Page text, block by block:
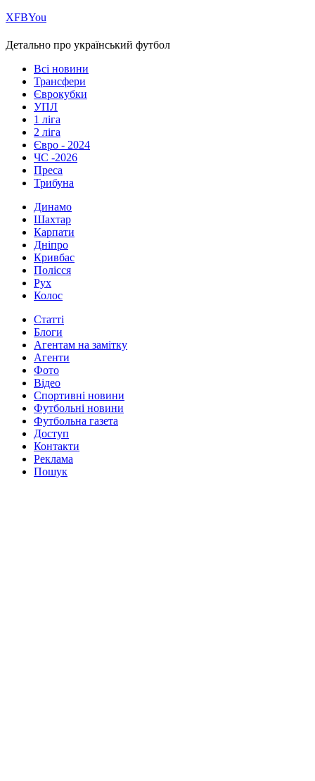
ХFBYou
Детально про український футбол
Всі новини
Трансфери
Єврокубки
УПЛ
1 ліга
2 ліга
Євро - 2024
ЧС -2026
Преса
Трибуна
Динамо
Шахтар
Карпати
Дніпро
Кривбас
Полісся
Рух
Колос
Статті
Блоги
Агентам на замітку
Агенти
Фото
Відео
Спортивні новини
Футбольні новини
Футбольна газета
Доступ
Контакти
Реклама
Пошук